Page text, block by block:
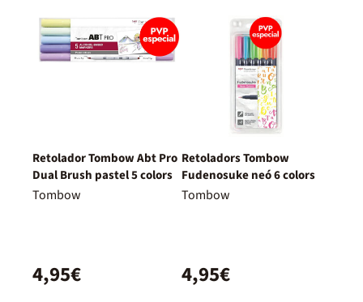
Retolador Tombow Abt Pro
Dual Brush pastel 5 colors
Tombow
4,95€
Retoladors Tombow
Fudenosuke neó 6 colors
Tombow
4,95€